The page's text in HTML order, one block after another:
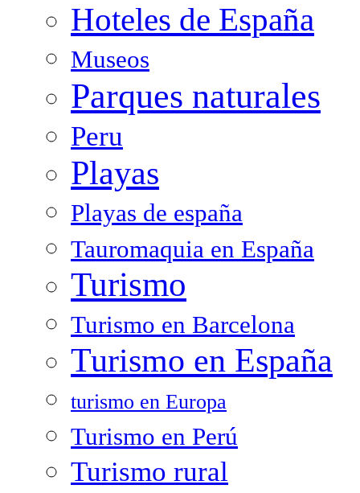
Hoteles de España
Museos
Parques naturales
Peru
Playas
Playas de españa
Tauromaquia en España
Turismo
Turismo en Barcelona
Turismo en España
turismo en Europa
Turismo en Perú
Turismo rural